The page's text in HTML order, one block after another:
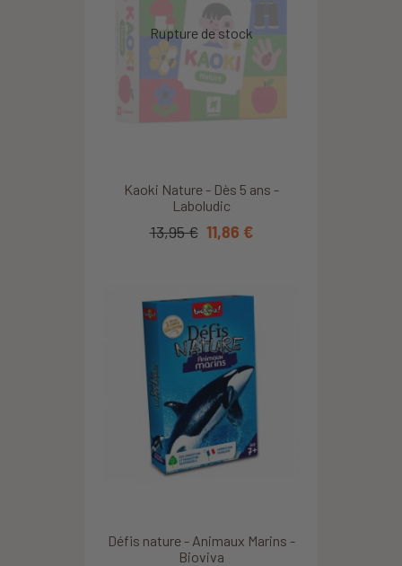
Kaoki Nature - Dès 5 ans -
Laboludic
13,95 € 11,86 €
Défis nature - Animaux Marins -
Bioviva